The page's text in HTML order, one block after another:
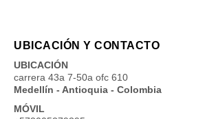
UBICACIÓN Y CONTACTO
UBICACIÓN
carrera 43a 7-50a ofc 610
Medellín - Antioquia - Colombia
MÓVIL